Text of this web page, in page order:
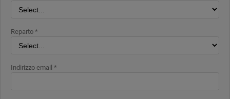
Reparto *
Indirizzo email *